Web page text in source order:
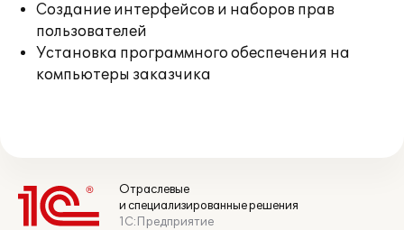
Создание интерфейсов и наборов прав
пользователей
Установка программного обеспечения на
компьютеры заказчика
Отраслевые
и специализированные решения
1С:Предприятие